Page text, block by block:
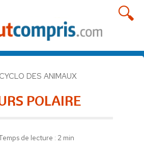
DES ANIMAUX
POLAIRE
de lecture : 2 min